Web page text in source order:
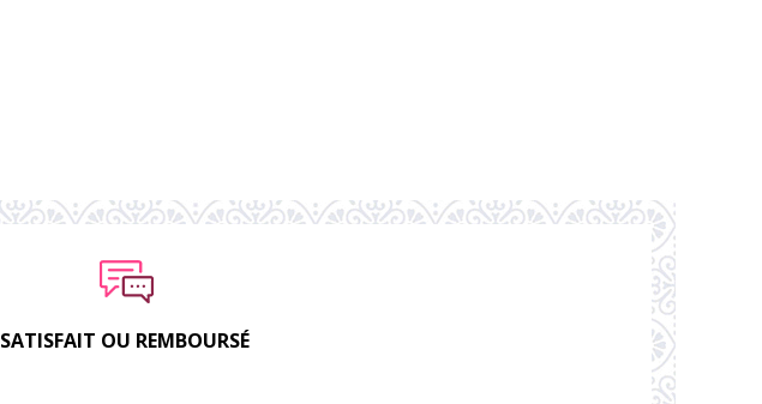
SATISFAIT OU REMBOURSÉ